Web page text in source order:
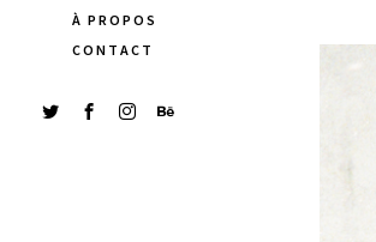
À PROPOS
CONTACT